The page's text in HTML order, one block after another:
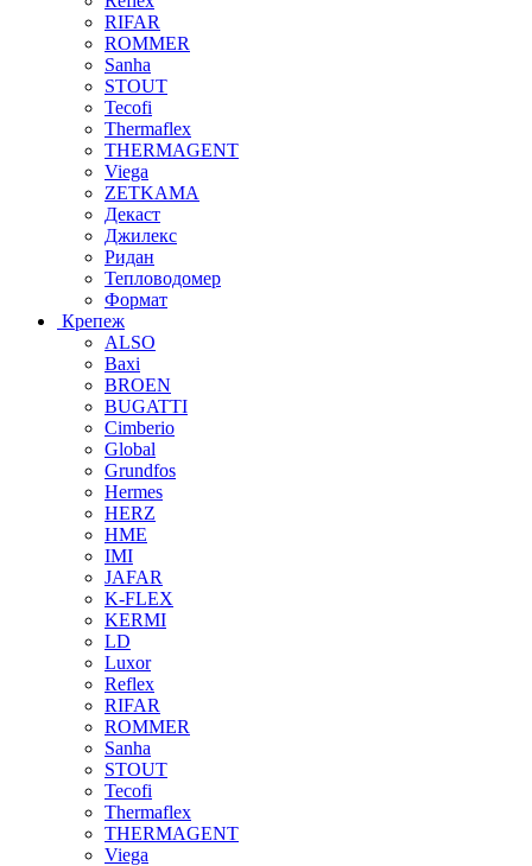
RIFAR
ROMMER
Sanha
STOUT
Tecofi
Thermaflex
THERMAGENT
Viega
ZETKAMA
Декаст
Джилекс
Ридан
Тепловодомер
Формат
Крепеж
ALSO
Baxi
BROEN
BUGATTI
Cimberio
Global
Grundfos
Hermes
HERZ
HME
IMI
JAFAR
K-FLEX
KERMI
LD
Luxor
Reflex
RIFAR
ROMMER
Sanha
STOUT
Tecofi
Thermaflex
THERMAGENT
Viega